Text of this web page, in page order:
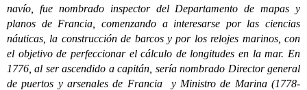
navío, fue nombrado inspector del Departamento de mapas y
planos de Francia, comenzando a interesarse por las ciencias
náuticas, la construcción de barcos y por los relojes marinos, con
el objetivo de perfeccionar el cálculo de longitudes en la mar. En
1776, al ser ascendido a capitán, sería nombrado Director general
de puertos y arsenales de Francia y Ministro de Marina (1778-